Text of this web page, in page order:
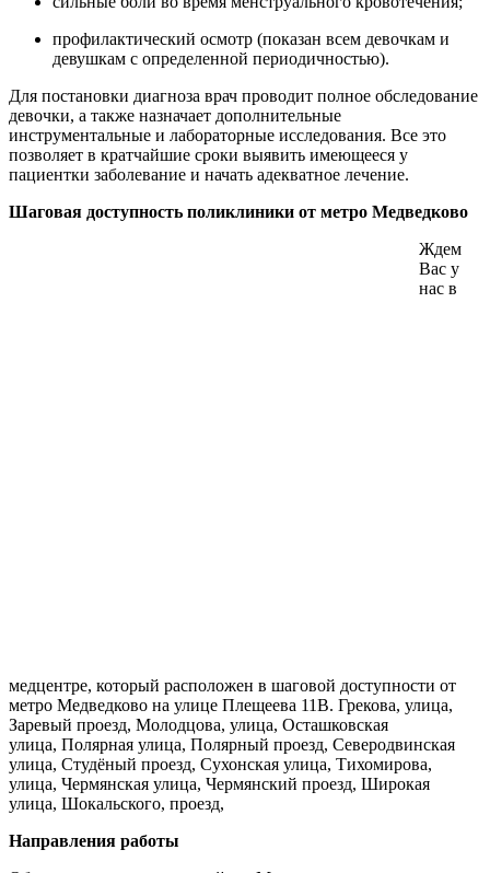
профилактический осмотр (показан всем девочкам и
девушкам с определенной периодичностью).
Для постановки диагноза врач проводит полное обследование
девочки, а также назначает дополнительные
инструментальные и лабораторные исследования. Все это
позволяет в кратчайшие сроки выявить имеющееся у
пациентки заболевание и начать адекватное лечение.
Шаговая доступность поликлиники от метро Медведково
Ждем
Вас у
нас в
медцентре, который расположен в шаговой доступности от
метро Медведково на улице Плещеева 11В. Грекова, улица,
Заревый проезд, Молодцова, улица, Осташковская
улица, Полярная улица, Полярный проезд, Северодвинская
улица, Студёный проезд, Сухонская улица, Тихомирова,
улица, Чермянская улица, Чермянский проезд, Широкая
улица, Шокальского, проезд,
Направления работы